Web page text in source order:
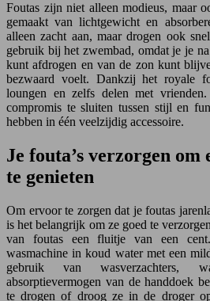
Foutas zijn niet alleen modieus, maar
gemaakt van lichtgewicht en
alleen zacht aan, maar drogen ook
gebruik bij het zwembad, omdat je je
kunt afdrogen en van de zon kunt
bezwaard voelt. Dankzij het royale
loungen en zelfs delen met
compromis te sluiten tussen stijl en
hebben in één veelzijdig accessoire.
Je fouta’s verzorgen
te genieten
Om ervoor te zorgen dat je foutas
is het belangrijk om ze goed te
van foutas een fluitje van een
wasmachine in koud water met een
gebruik van wasverzachters,
absorptievermogen van de handdoek
te drogen of droog ze in de droger